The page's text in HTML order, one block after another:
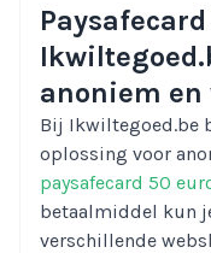
anoniem
Bij Ikwiltegoed.be
oplossing voor
paysafecard 50
betaalmiddel kun
verschillende